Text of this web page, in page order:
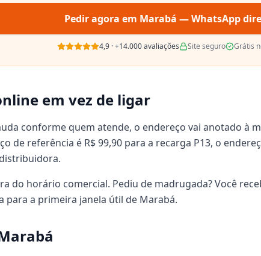
Pedir agora em Marabá — WhatsApp
4,9 ·+14.000avaliações Site seguro Grátis
em vez de ligar
conforme quem atende, o endereço vai anotado à
de referência é R$ 99,90 para a recarga P13, o
do horário comercial. Pediu de madrugada? Você
para a primeira janela útil de Marabá.